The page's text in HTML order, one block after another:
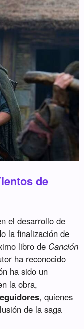
de
el desarrollo de
la finalización de
libro de Canción
ha reconocido
ha sido un
la obra,
, quienes
de la saga